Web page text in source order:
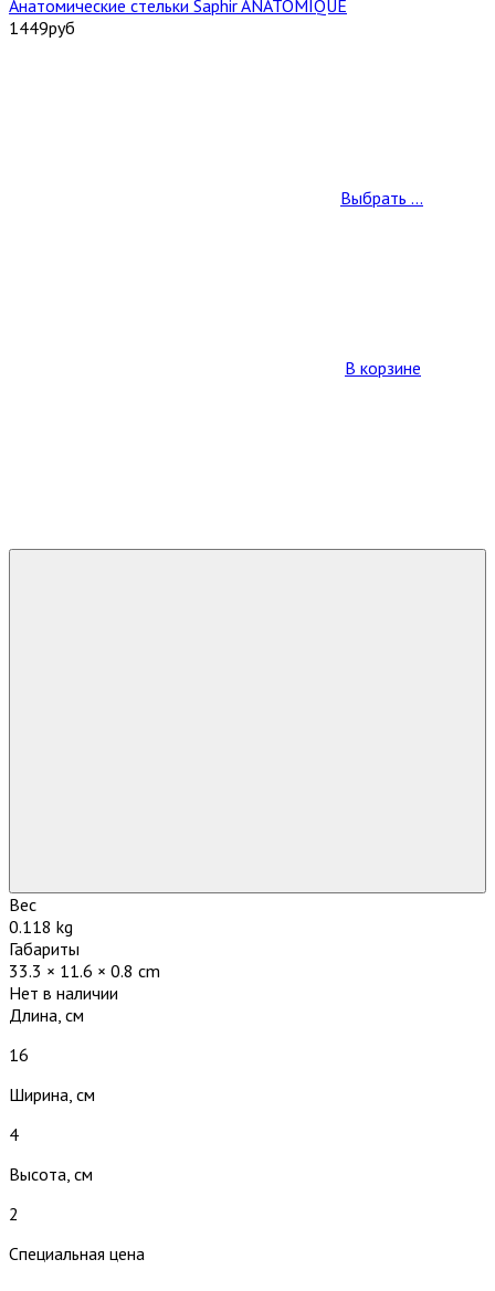
Анатомические стельки Saphir ANATOMIQUE
1449руб
Выбрать ...
В корзине
Вес
0.118 kg
Габариты
33.3 × 11.6 × 0.8 cm
Нет в наличии
Длина, см
16
Ширина, см
4
Высота, см
2
Специальная цена